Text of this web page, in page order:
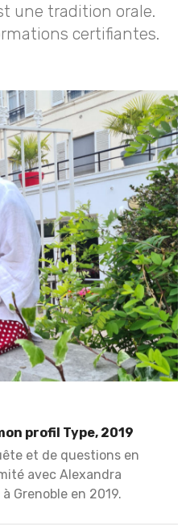
une tradition orale.
certifiantes.
profil Type, 2019
et de questions en
avec Alexandra
Grenoble en 2019.